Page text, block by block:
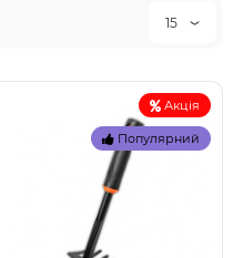
15
Акція
Популярний